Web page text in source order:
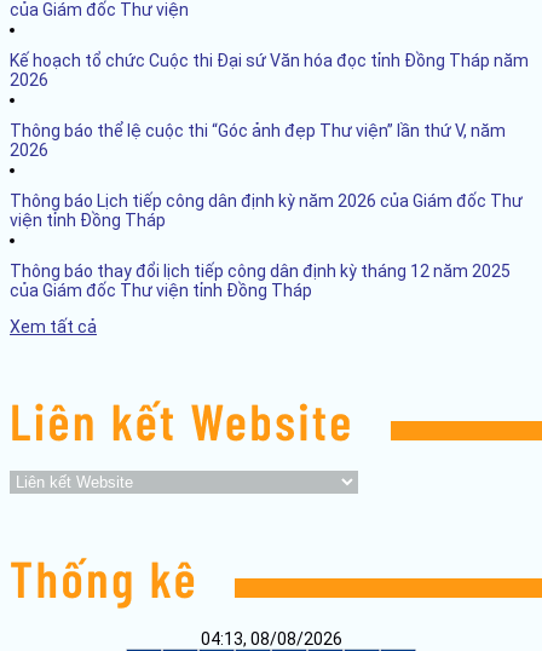
của Giám đốc Thư viện
Kế hoạch tổ chức Cuộc thi Đại sứ Văn hóa đọc tỉnh Đồng Tháp năm
2026
Thông báo thể lệ cuộc thi “Góc ảnh đẹp Thư viện” lần thứ V, năm
2026
Thông báo Lịch tiếp công dân định kỳ năm 2026 của Giám đốc Thư
viện tỉnh Đồng Tháp
Thông báo thay đổi lịch tiếp công dân định kỳ tháng 12 năm 2025
của Giám đốc Thư viện tỉnh Đồng Tháp
Xem tất cả
04:13, 08/08/2026